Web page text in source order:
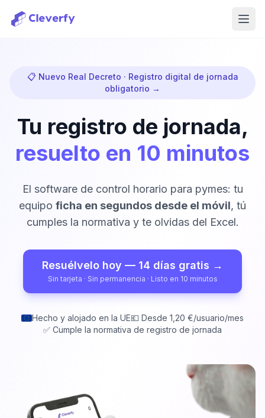
Iniciar sesión
Pruébalo gratis
📋 Nuevo Real Decreto · Registro digital de jornada
obligatorio →
Tu registro de jornada,
resuelto en 10 minutos
El software de control horario para pymes: tu
equipo ficha en segundos desde el móvil, tú
cumples la normativa y te olvidas del Excel.
Resuélvelo hoy — 14 días gratis →
Sin tarjeta · Sin permanencia · Listo en 10 minutos
Hecho y alojado en la UE💶 Desde 1,20 €/usuario/mes
✅ Cumple la normativa de registro de jornada